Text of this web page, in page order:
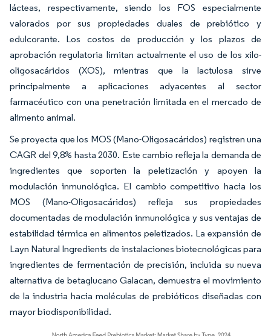
lácteas, respectivamente, siendo los FOS especialmente
valorados por sus propiedades duales de prebiótico y
edulcorante. Los costos de producción y los plazos de
aprobación regulatoria limitan actualmente el uso de los xilo-
oligosacáridos (XOS), mientras que la lactulosa sirve
principalmente a aplicaciones adyacentes al sector
farmacéutico con una penetración limitada en el mercado de
alimento animal.
Se proyecta que los MOS (Mano-Oligosacáridos) registren una
CAGR del 9,8% hasta 2030. Este cambio refleja la demanda de
ingredientes que soporten la peletización y apoyen la
modulación inmunológica. El cambio competitivo hacia los
MOS (Mano-Oligosacáridos) refleja sus propiedades
documentadas de modulación inmunológica y sus ventajas de
estabilidad térmica en alimentos peletizados. La expansión de
Layn Natural Ingredients de instalaciones biotecnológicas para
ingredientes de fermentación de precisión, incluida su nueva
alternativa de betaglucano Galacan, demuestra el movimiento
de la industria hacia moléculas de prebióticos diseñadas con
mayor biodisponibilidad.